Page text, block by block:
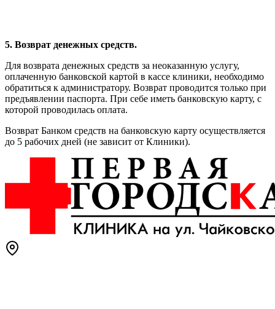
5. Возврат денежных средств.
Для возврата денежных средств за неоказанную услугу,
оплаченную банковской картой в кассе клиники, необходимо
обратиться к администратору. Возврат проводится только при
предъявлении паспорта. При себе иметь банковскую карту, с
которой проводилась оплата.
Возврат Банком средств на банковскую карту осуществляется
до 5 рабочих дней (не зависит от Клиники).